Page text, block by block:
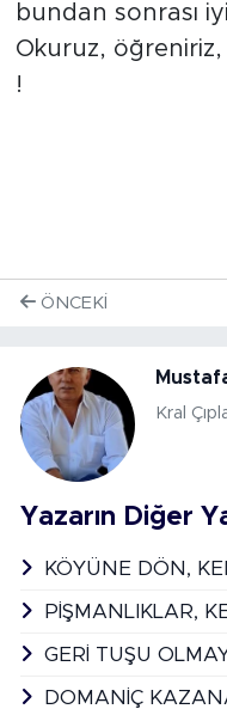
bundan sonrası
Okuruz, öğreniriz,
!
ÖNCEKI
Kral
Yazarın Diğer
KÖYÜNE DÖN,
PİŞMANLIKLAR,
GERİ TUŞU
DOMANİÇ